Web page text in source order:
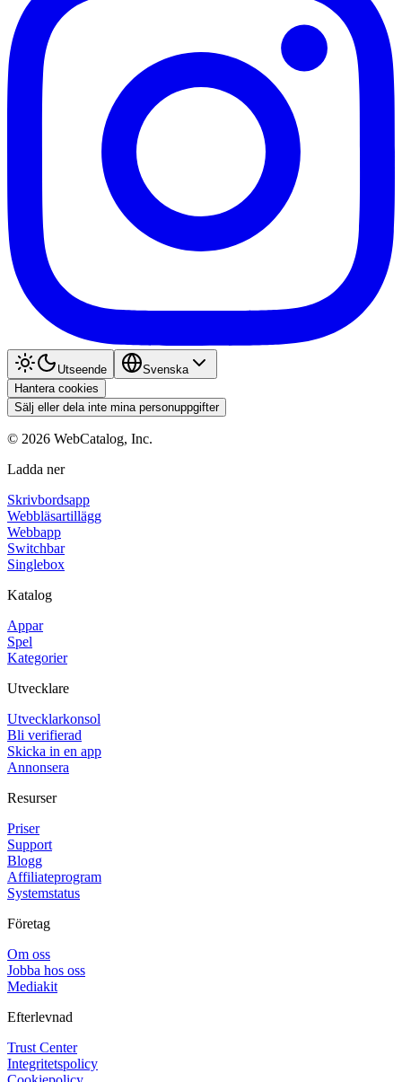
Utseende
Svenska
Hantera cookies
Sälj eller dela inte mina personuppgifter
© 2026 WebCatalog, Inc.
Ladda ner
Skrivbordsapp
Webbläsartillägg
Webbapp
Switchbar
Singlebox
Katalog
Appar
Spel
Kategorier
Utvecklare
Utvecklarkonsol
Bli verifierad
Skicka in en app
Annonsera
Resurser
Priser
Support
Blogg
Affiliateprogram
Systemstatus
Företag
Om oss
Jobba hos oss
Mediakit
Efterlevnad
Trust Center
Integritetspolicy